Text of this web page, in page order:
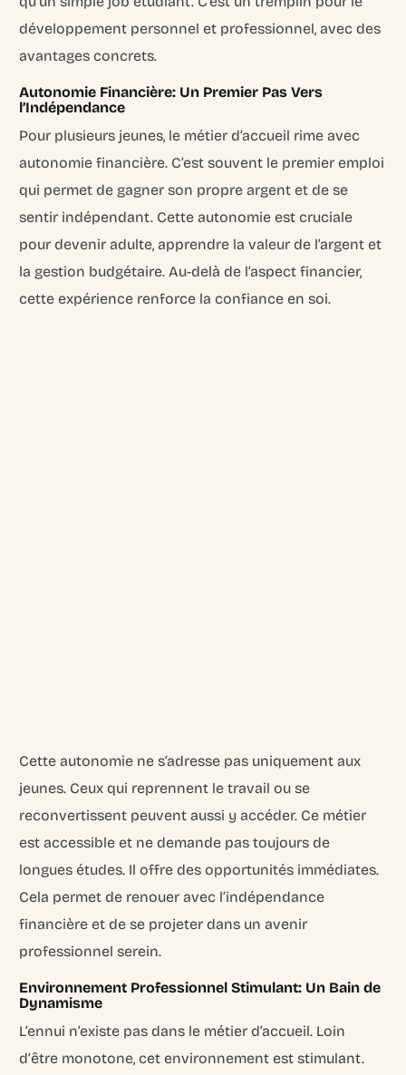
développement personnel et professionnel, avec des
avantages concrets.
Autonomie Financière: Un Premier Pas Vers
l’Indépendance
Pour plusieurs jeunes, le métier d’accueil rime avec
autonomie financière. C’est souvent le premier emploi
qui permet de gagner son propre argent et de se
sentir indépendant. Cette autonomie est cruciale
pour devenir adulte, apprendre la valeur de l’argent et
la gestion budgétaire. Au-delà de l’aspect financier,
cette expérience renforce la confiance en soi.
Cette autonomie ne s’adresse pas uniquement aux
jeunes. Ceux qui reprennent le travail ou se
reconvertissent peuvent aussi y accéder. Ce métier
est accessible et ne demande pas toujours de
longues études. Il offre des opportunités immédiates.
Cela permet de renouer avec l’indépendance
financière et de se projeter dans un avenir
professionnel serein.
Environnement Professionnel Stimulant: Un Bain de
Dynamisme
L’ennui n’existe pas dans le métier d’accueil. Loin
d’être monotone, cet environnement est stimulant.